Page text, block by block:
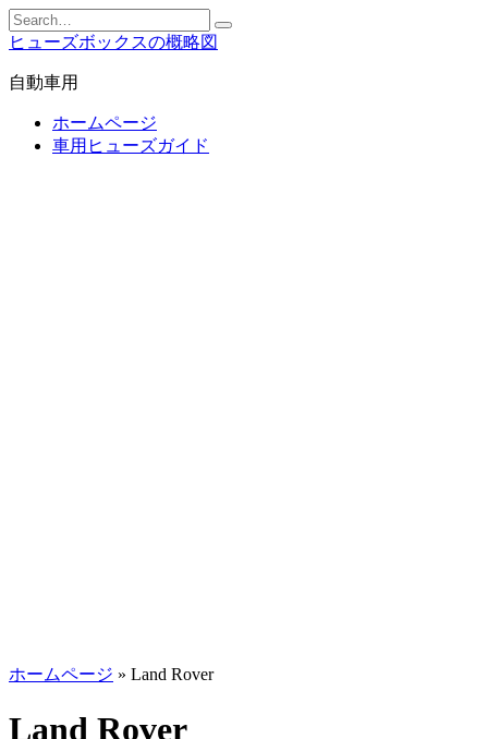
Skip
to
content
Search
for:
ヒューズボックスの概略図
自動車用
ホームページ
車用ヒューズガイド
ホームページ » Land Rover
Land Rover